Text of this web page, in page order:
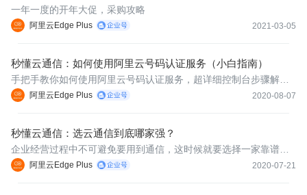
阿里云Edge Plus 2021-03-05
一年一度的开年大促，采购攻略
秒懂云通信：如何使用阿里云号码认证服务（小白指南）
阿里云Edge Plus 2020-08-07
手把手教你如何使用阿里云号码认证服务，超详细控制台步骤解
析，快速上手！
秒懂云通信：选云通信到底哪家强？
阿里云Edge Plus 2020-07-21
企业经营过程中不可避免要用到通信，这时候就要选择一家靠谱的
云通信平台。但是目前市场上云通信服务商众多，企业应该如何挑